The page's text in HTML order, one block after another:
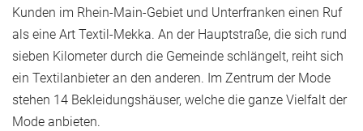
Kunden im Rhein-Main-Gebiet und Unterfranken einen Ruf
als eine Art Textil-Mekka. An der Hauptstraße, die sich rund
sieben Kilometer durch die Gemeinde schlängelt, reiht sich
ein Textilanbieter an den anderen. Im Zentrum der Mode
stehen 14 Bekleidungshäuser, welche die ganze Vielfalt der
Mode anbieten.